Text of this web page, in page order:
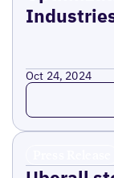
Oct 24, 2024
Read more